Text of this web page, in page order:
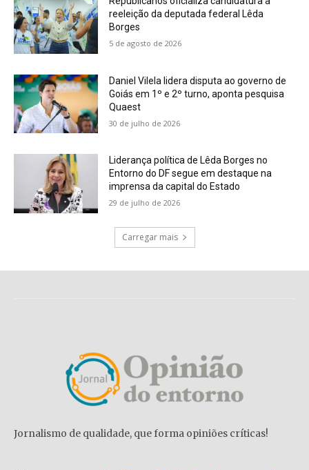
reeleição da deputada federal Lêda
Borges
5 de agosto de 2026
Daniel Vilela lidera disputa ao governo de
Goiás em 1º e 2º turno, aponta pesquisa
Quaest
30 de julho de 2026
Liderança política de Lêda Borges no
Entorno do DF segue em destaque na
imprensa da capital do Estado
29 de julho de 2026
Carregar mais
Jornalismo de qualidade, que forma opiniões críticas!